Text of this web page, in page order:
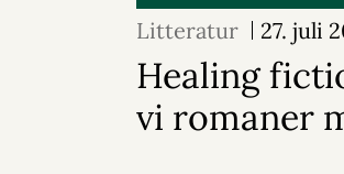
Litteratur 27. juli
Healing
vi romaner